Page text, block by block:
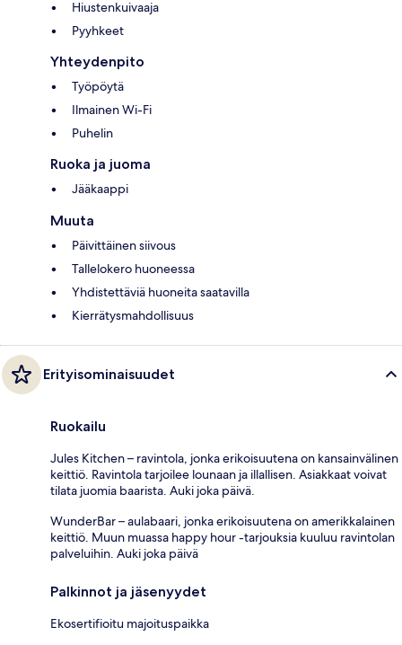
Hiustenkuivaaja
Pyyhkeet
Yhteydenpito
Työpöytä
Ilmainen Wi-Fi
Puhelin
Ruoka ja juoma
Jääkaappi
Muuta
Päivittäinen siivous
Tallelokero huoneessa
Yhdistettäviä huoneita saatavilla
Kierrätysmahdollisuus
Erityisominaisuudet
Ruokailu
Jules Kitchen – ravintola, jonka erikoisuutena on kansainvälinen
keittiö. Ravintola tarjoilee lounaan ja illallisen. Asiakkaat voivat
tilata juomia baarista. Auki joka päivä.
WunderBar – aulabaari, jonka erikoisuutena on amerikkalainen
keittiö. Muun muassa happy hour -tarjouksia kuuluu ravintolan
palveluihin. Auki joka päivä
Palkinnot ja jäsenyydet
Ekosertifioitu majoituspaikka